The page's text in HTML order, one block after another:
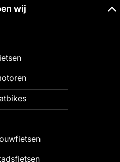
wij